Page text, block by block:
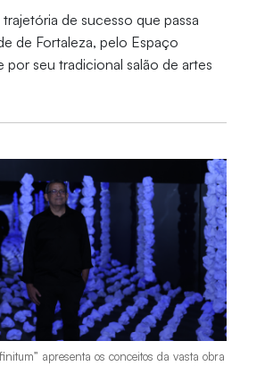
de sucesso que passa
de Fortaleza, pelo Espaço
por seu tradicional salão de artes
apresenta os conceitos da vasta obra